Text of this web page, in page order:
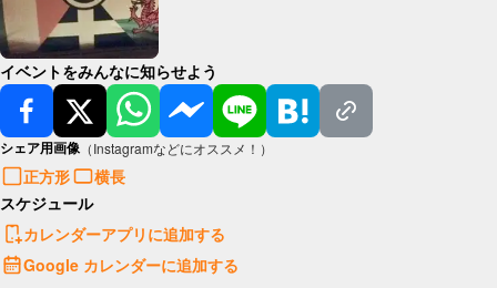
イベントをみんなに知らせよう
シェア用画像 （Instagramなどにオススメ！）
正方形
横長
スケジュール
カレンダーアプリに追加する
Google カレンダーに追加する